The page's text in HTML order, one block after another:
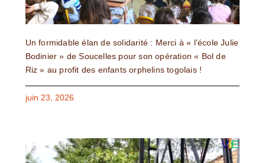
Un formidable élan de solidarité : Merci à « l’école Julie
Bodinier » de Soucelles pour son opération « Bol de
Riz » au profit des enfants orphelins togolais !
juin 23, 2026